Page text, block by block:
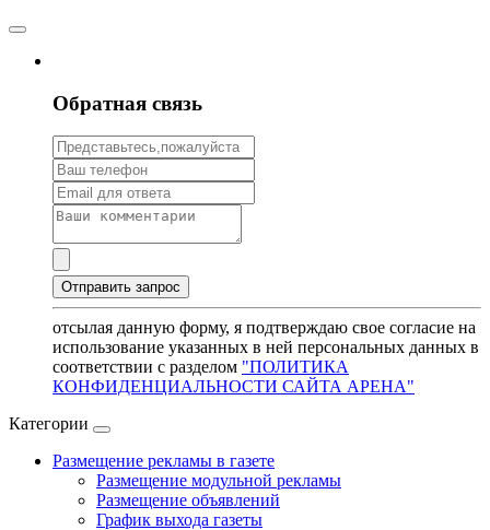
Обратная связь
отсылая данную форму, я подтверждаю свое согласие на
использование указанных в ней персональных данных в
соответствии с разделом "ПОЛИТИКА
КОНФИДЕНЦИАЛЬНОСТИ САЙТА АРЕНА"
Категории
Размещение рекламы в газете
Размещение модульной рекламы
Размещение объявлений
График выхода газеты